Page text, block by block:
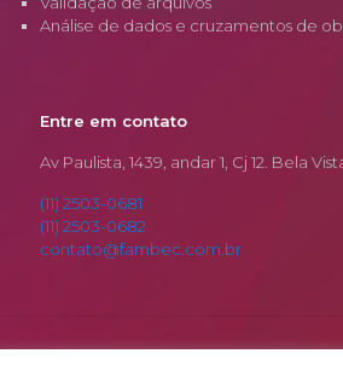
Análise de dados e cruzamentos de
Entre em contato
Av Paulista, 1439, andar 1, Cj 12. Bela
(11) 2503-0681
(11) 2503-0682
contato@fambec.com.br